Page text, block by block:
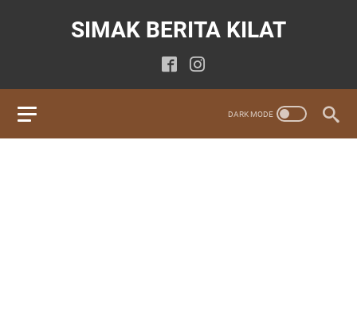
SIMAK BERITA KILAT